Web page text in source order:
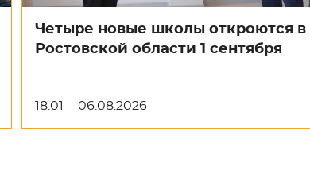
Четыре новые школы откроются в
Ростовской области 1 сентября
18:01 06.08.2026